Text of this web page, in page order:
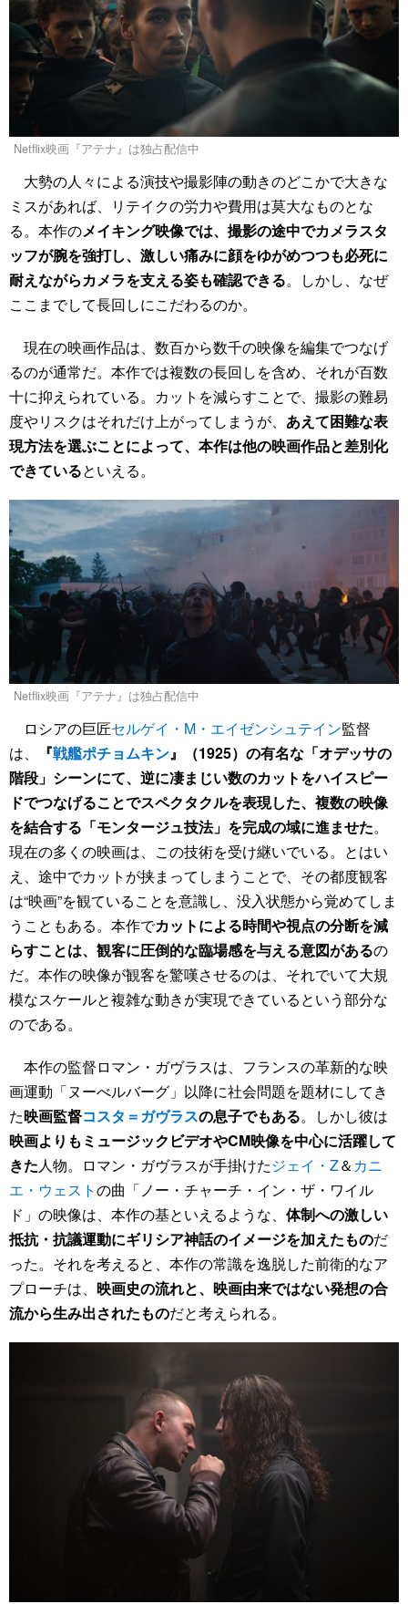
Netflix映画『アテナ』は独占配信中
大勢の人々による演技や撮影陣の動きのどこかで大きな
ミスがあれば、リテイクの労力や費用は莫大なものとな
る。本作のメイキング映像では、撮影の途中でカメラスタ
ッフが腕を強打し、激しい痛みに顔をゆがめつつも必死に
耐えながらカメラを支える姿も確認できる。しかし、なぜ
ここまでして長回しにこだわるのか。
現在の映画作品は、数百から数千の映像を編集でつなげ
るのが通常だ。本作では複数の長回しを含め、それが百数
十に抑えられている。カットを減らすことで、撮影の難易
度やリスクはそれだけ上がってしまうが、 あえて困難な表
現方法を選ぶことによって、本作は他の映画作品と差別化
できているといえる。
Netflix映画『アテナ』は独占配信中
ロシアの巨匠セルゲイ・M・エイゼンシュテイン監督
は、
『戦艦ポチョムキン』（1925）の有名な「オデッサの
階段」シーンにて、逆に凄まじい数のカットをハイスピー
ドでつなげることでスペクタクルを表現した、複数の映像
を結合する「モンタージュ技法」を完成の域に進ませた。
現在の多くの映画は、この技術を受け継いでいる。とはい
え、途中でカットが挟まってしまうことで、その都度観客
は“映画”を観ていることを意識し、没入状態から覚めてしま
うこともある。本作でカットによる時間や視点の分断を減
らすことは、観客に圧倒的な臨場感を与える意図があるの
だ。本作の映像が観客を驚嘆させるのは、それでいて大規
模なスケールと複雑な動きが実現できているという部分な
のである。
本作の監督ロマン・ガヴラスは、フランスの革新的な映
画運動「ヌーべルバーグ」以降に社会問題を題材にしてき
た映画監督コスタ＝ガヴラスの息子でもある。しかし彼は
映画よりもミュージックビデオやCM映像を中心に活躍して
きた人物。ロマン・ガヴラスが手掛けたジェイ・Z＆ カニ
エ・ウェストの曲「ノー・チャーチ・イン・ザ・ワイル
ド」の映像は、本作の基といえるような、 体制への激しい
抵抗・抗議運動にギリシア神話のイメージを加えたものだ
った。それを考えると、本作の常識を逸脱した前衛的なア
プローチは、 映画史の流れと、映画由来ではない発想の合
流から生み出されたものだと考えられる。